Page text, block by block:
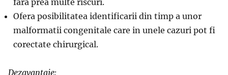
Ofera posibilitatea identificarii din timp a unor
malformatii congenitale care in unele cazuri pot fi
corectate chirurgical.
Dezavantaje: